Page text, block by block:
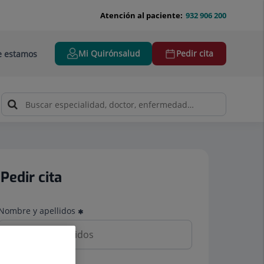
932 906 200
Atención al paciente:
estamos Mi Quirónsalud Pedir cita
Pedir cita
y apellidos